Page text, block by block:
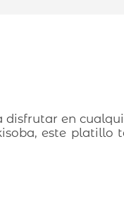
disfrutar en
este platillo